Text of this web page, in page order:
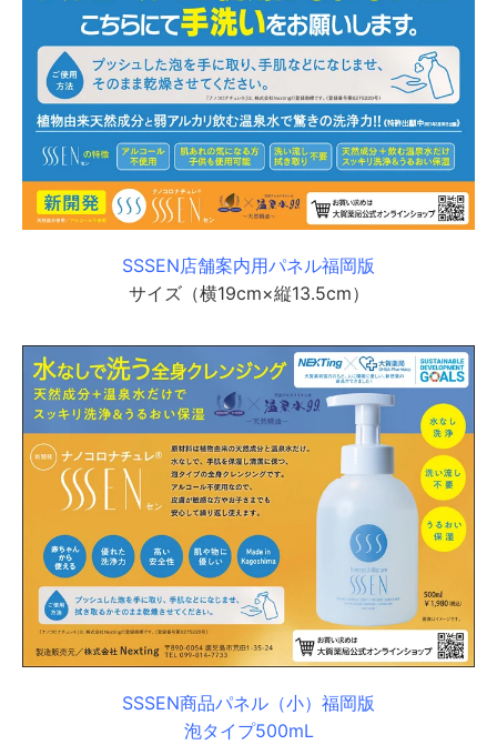
SSSEN店舗案内用パネル福岡版
サイズ（横19cm×縦13.5cm）
SSSEN商品パネル（小）福岡版
泡タイプ500mL